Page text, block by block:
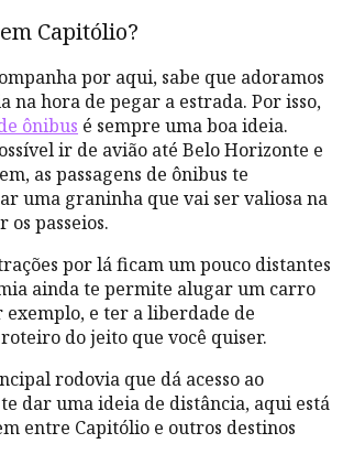
Capitólio?
por aqui, sabe que adoramos
na hora de pegar a estrada. Por isso,
ônibus é sempre uma boa ideia.
ir de avião até Belo Horizonte e
as passagens de ônibus te
uma graninha que vai ser valiosa na
passeios.
por lá ficam um pouco distantes
ainda te permite alugar um carro
exemplo, e ter a liberdade de
do jeito que você quiser.
rodovia que dá acesso ao
dar uma ideia de distância, aqui está
entre Capitólio e outros destinos